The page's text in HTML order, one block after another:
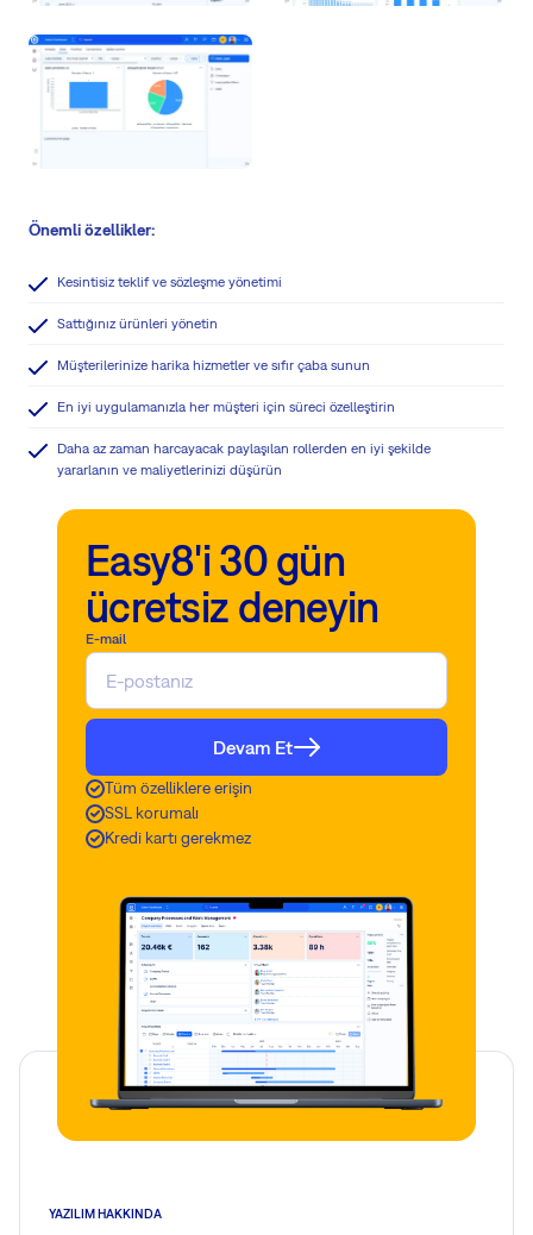
Önemli özellikler:
Kesintisiz teklif ve sözleşme yönetimi
Sattığınız ürünleri yönetin
Müşterilerinize harika hizmetler ve sıfır çaba sunun
En iyi uygulamanızla her müşteri için süreci özelleştirin
Daha az zaman harcayacak paylaşılan rollerden en iyi şekilde
yararlanın ve maliyetlerinizi düşürün
Easy8'i 30 gün
ücretsiz deneyin
E-mail
Devam Et
Tüm özelliklere erişin
SSL korumalı
Kredi kartı gerekmez
YAZILIM HAKKINDA